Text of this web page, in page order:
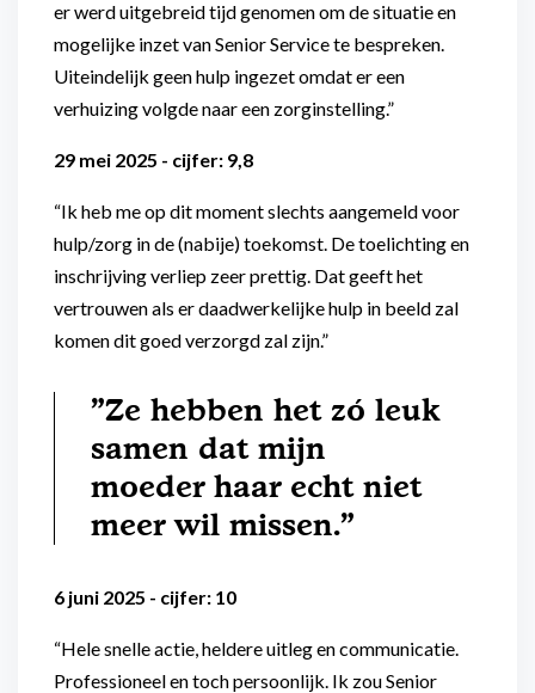
er werd uitgebreid tijd genomen om de situatie en
mogelijke inzet van Senior Service te bespreken.
Uiteindelijk geen hulp ingezet omdat er een
verhuizing volgde naar een zorginstelling.”
29 mei 2025 - cijfer: 9,8
“Ik heb me op dit moment slechts aangemeld voor
hulp/zorg in de (nabije) toekomst. De toelichting en
inschrijving verliep zeer prettig. Dat geeft het
vertrouwen als er daadwerkelijke hulp in beeld zal
komen dit goed verzorgd zal zijn.”
"Ze hebben het zó leuk
samen dat mijn
moeder haar echt niet
meer wil missen."
6 juni 2025 - cijfer: 10
“Hele snelle actie, heldere uitleg en communicatie.
Professioneel en toch persoonlijk. Ik zou Senior